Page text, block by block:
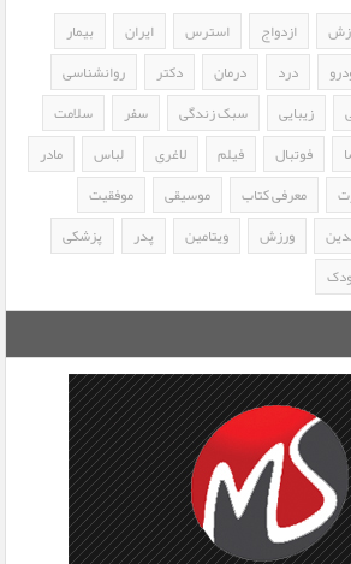
ازدواج استرس ایران
بیمار
درد درمان دکتر
روانشناسی
زیبایی سبک زندگی سفر
سلامت
فوتبال فیلم لاغری لباس
مادر
معرفی کتاب موسیقی
موفقیت
ورزش ویتامین پدر
پزشکی